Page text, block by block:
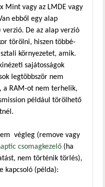
Mint vagy az LMDE vagy
ebből egy alap
verzió. De az alap verzió
törölni, hiszen többé-
környezetet, amik.
sajátosságok
legtöbbször nem
a RAM-ot nem terhelik,
például törölhető
végleg (remove vagy
csomagkezelő (ha
nem történik törlés),
kapcsoló (példa):